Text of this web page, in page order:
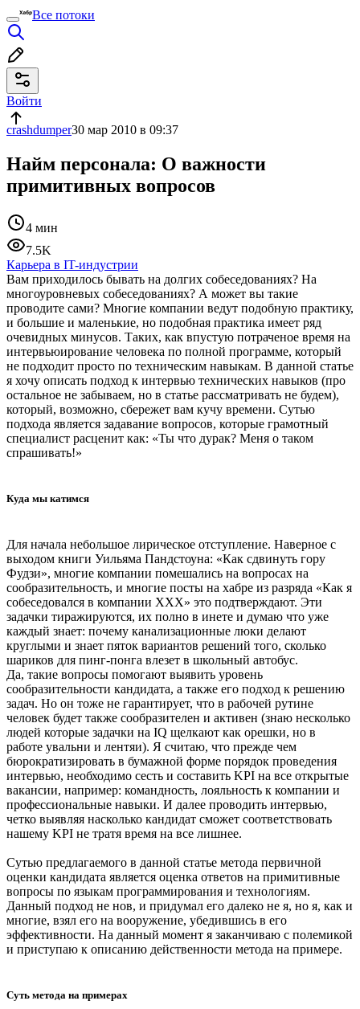
Все потоки
Войти
crashdumper30 мар 2010 в 09:37
Найм персонала: О важности
примитивных вопросов
4 мин
7.5K
Карьера в IT-индустрии
Вам приходилось бывать на долгих собеседованиях? На
многоуровневых собеседованиях? А может вы такие
проводите сами? Многие компании ведут подобную практику,
и большие и маленькие, но подобная практика имеет ряд
очевидных минусов. Таких, как впустую потраченое время на
интервьюирование человека по полной программе, который
не подходит просто по техническим навыкам. В данной статье
я хочу описать подход к интервью технических навыков (про
остальное не забываем, но в статье рассматривать не будем),
который, возможно, сбережет вам кучу времени. Сутью
подхода является задавание вопросов, которые грамотный
специалист расценит как: «Ты что дурак? Меня о таком
спрашивать!»
Куда мы катимся
Для начала небольшое лирическое отступление. Наверное с
выходом книги Уильяма Пандстоуна: «Как сдвинуть гору
Фудзи», многие компании помешались на вопросах на
сообразительность, и многие посты на хабре из разряда «Как я
собеседовался в компании ХХХ» это подтверждают. Эти
задачки тиражируются, их полно в инете и думаю что уже
каждый знает: почему канализационные люки делают
круглыми и знает пяток вариантов решений того, сколько
шариков для пинг-понга влезет в школьный автобус.
Да, такие вопросы помогают выявить уровень
сообразительности кандидата, а также его подход к решению
задач. Но он тоже не гарантирует, что в рабочей рутине
человек будет также сообразителен и активен (знаю несколько
людей которые задачки на IQ щелкают как орешки, но в
работе увальни и лентяи). Я считаю, что прежде чем
бюрократизировать в бумажной форме порядок проведения
интервью, необходимо сесть и составить KPI на все открытые
вакансии, например: командность, лояльность к компании и
профессиональные навыки. И далее проводить интервью,
четко выявляя насколько кандидат сможет соответствовать
нашему KPI не тратя время на все лишнее.
Сутью предлагаемого в данной статье метода первичной
оценки кандидата является оценка ответов на примитивные
вопросы по языкам программирования и технологиям.
Данный подход не нов, и придумал его далеко не я, но я, как и
многие, взял его на вооружение, убедившись в его
эффективности. На данный момент я заканчиваю с полемикой
и приступаю к описанию действенности метода на примере.
Суть метода на примерах